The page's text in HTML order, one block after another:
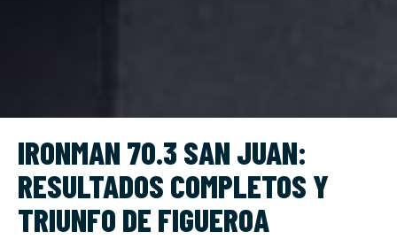
IRONMAN 70.3 SAN JUAN:
RESULTADOS COMPLETOS Y
TRIUNFO DE FIGUEROA